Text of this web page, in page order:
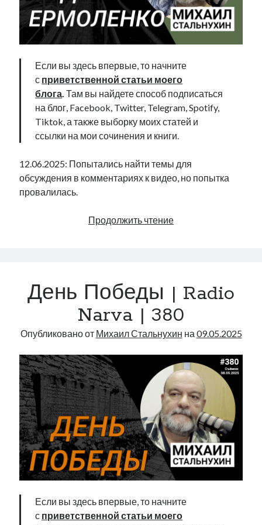
Если вы здесь впервые, то начните
с приветственной статьи моего
блога. Там вы найдете способ подписаться
на блог, Facebook, Twitter, Telegram, Spotify,
Tiktok, а также выборку моих статей и
ссылки на мои сочинения и книги.
12.06.2025: Попытались найти темы для
обсуждения в комментариях к видео, но попытка
провалилась.
Продолжить чтениеЭффект
Narva
|
422
День Победы | Radio
Narva | 380
Опубликовано от Михаил Стальнухин на 09.05.2025
Если вы здесь впервые, то начните
с приветственной статьи моего